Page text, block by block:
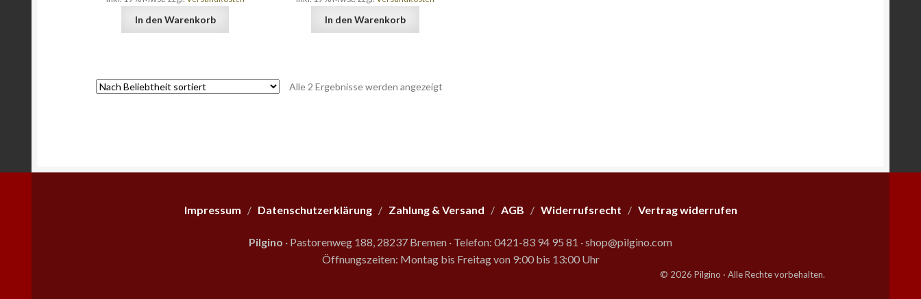
In den Warenkorb In den Warenkorb
Alle 2 Ergebnisse werden angezeigt
Impressum / Datenschutzerklärung/ Zahlung & Versand / AGB / Widerrufsrecht / Vertrag widerrufen
Pilgino · Pastorenweg 188, 28237 Bremen · Telefon: 0421-83 94 95 81 ·shop@pilgino.com
Öffnungszeiten: Montag bis Freitag von 9:00 bis 13:00 Uhr
© 2026 Pilgino · Alle Rechte vorbehalten.